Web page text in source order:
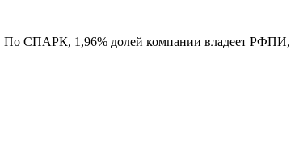
По СПАРК, 1,96% долей компании владеет РФПИ,